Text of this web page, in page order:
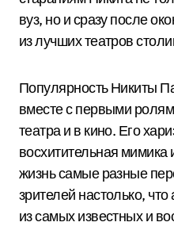
вуз, но и сразу после
из лучших театров
Популярность Никиты
вместе с первыми
театра и в кино. Его
восхитительная мимика
жизнь самые разные
зрителей настолько,
из самых известных и